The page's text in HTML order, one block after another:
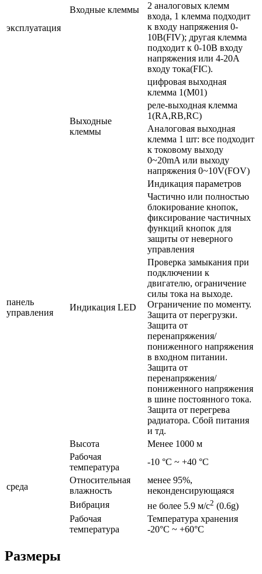
эксплуатация
Входные клеммы
2 аналоговых клемм
входа, 1 клемма подходит
к входу напряжения 0-
10В(FIV); другая клемма
подходит к 0-10В входу
напряжения или 4-20А
входу тока(FIC).
Выходные
клеммы
цифровая выходная
клемма 1(M01)
реле-выходная клемма
1(RA,RB,RC)
Аналоговая выходная
клемма 1 шт: все подходит
к токовому выходу
0~20mA или выходу
напряжения 0~10V(FOV)
панель
управления
Индикация LED
Индикация параметров
Частично или полностью
блокирование кнопок,
фиксирование частичных
функций кнопок для
защиты от неверного
управления
Проверка замыкания при
подключении к
двигателю, ограничение
силы тока на выходе.
Ограничение по моменту.
Защита от перегрузки.
Защита от
перенапряжения/
пониженного напряжения
в входном питании.
Защита от
перенапряжения/
пониженного напряжения
в шине постоянного тока.
Защита от перегрева
радиатора. Сбой питания
и тд.
среда
Высота
Менее 1000 м
Рабочая
температура
-10 °C ~ +40 °C
Относительная
влажность
менее 95%,
неконденсирующаяся
Вибрация
не более 5.9 м/с2 (0.6g)
Рабочая
температура
Температура хранения
-20°C ~ +60°C
Размеры